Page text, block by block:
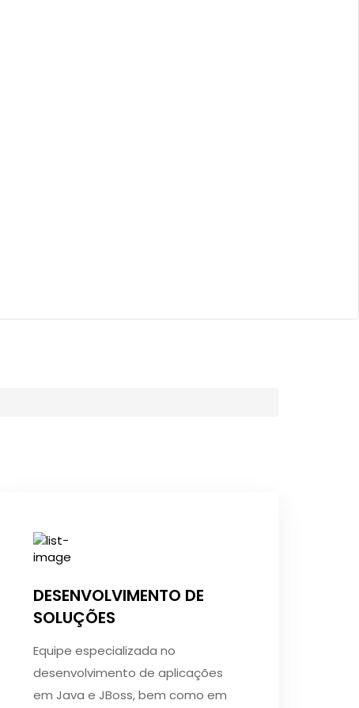
DESENVOLVIMENTO DE
SOLUÇÕES
Equipe especializada no
desenvolvimento de aplicações
em Java e JBoss, bem como em